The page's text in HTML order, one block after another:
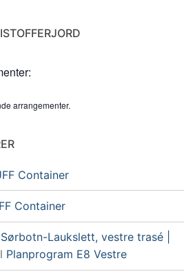
arrangementer.
Container
Container
Laukslett, vestre trasé |
Planprogram E8 Vestre